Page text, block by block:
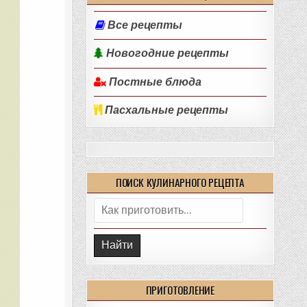
Все рецепты
Новогодние рецепты
Постные блюда
Пасхальные рецепты
ПОИСК КУЛИНАРНОГО РЕЦЕПТА
Поиск:
ПРИГОТОВЛЕНИЕ